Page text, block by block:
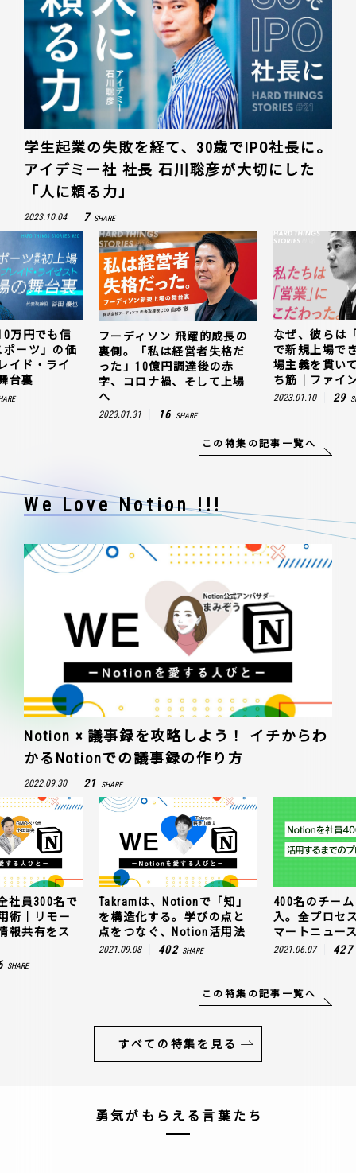
学生起業の失敗を経て、30歳でIPO社長に。
アイデミー社 社長 石川聡彦が大切にした
「人に頼る力」
2023.10.04 7 SHARE
万円でも信
ーツ」の価
イド・ライ
台裏
フーディソン 飛躍的成長の
裏側。「私は経営者失格だ
った」10億円調達後の赤
字、コロナ禍、そして上場
へ
2023.01.31 16 SHARE
なぜ、彼らは
で新規上場で
場主義を貫い
ち筋｜ファイ
2023.01.10 29
この特集の記事一覧へ
We Love Notion !!!
Notion × 議事録を攻略しよう！ イチからわ
かるNotionでの議事録の作り方
2022.09.30 21 SHARE
社員300名で
術｜リモー
報共有をス
SHARE
Takramは、Notionで「知」
を構造化する。学びの点と
点をつなぐ、Notion活用法
2021.09.08 402 SHARE
400名のチー
入。全プロセ
マートニュー
2021.06.07 427
この特集の記事一覧へ
すべての特集を見る
勇気がもらえる言葉たち